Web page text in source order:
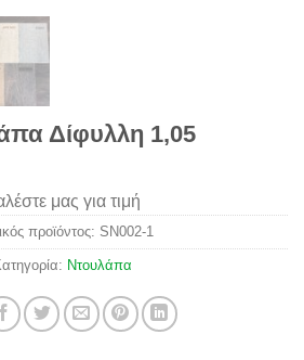
Δίφυλλη 1,05
μας για τιμή
προϊόντος: SN002-1
Ντουλάπα